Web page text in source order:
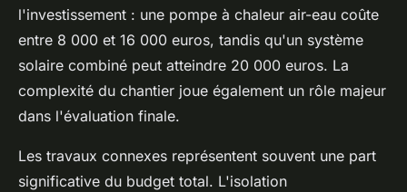
l'investissement : une pompe à chaleur air-eau coûte
entre 8 000 et 16 000 euros, tandis qu'un système
solaire combiné peut atteindre 20 000 euros. La
complexité du chantier joue également un rôle majeur
dans l'évaluation finale.
Les travaux connexes représentent souvent une part
significative du budget total. L'isolation